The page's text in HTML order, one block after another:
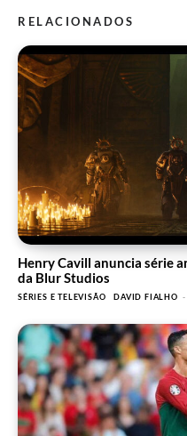
RELACIONADOS
Henry Cavill anuncia série
da Blur Studios
SÉRIES E TELEVISÃO DAVID FIALHO -